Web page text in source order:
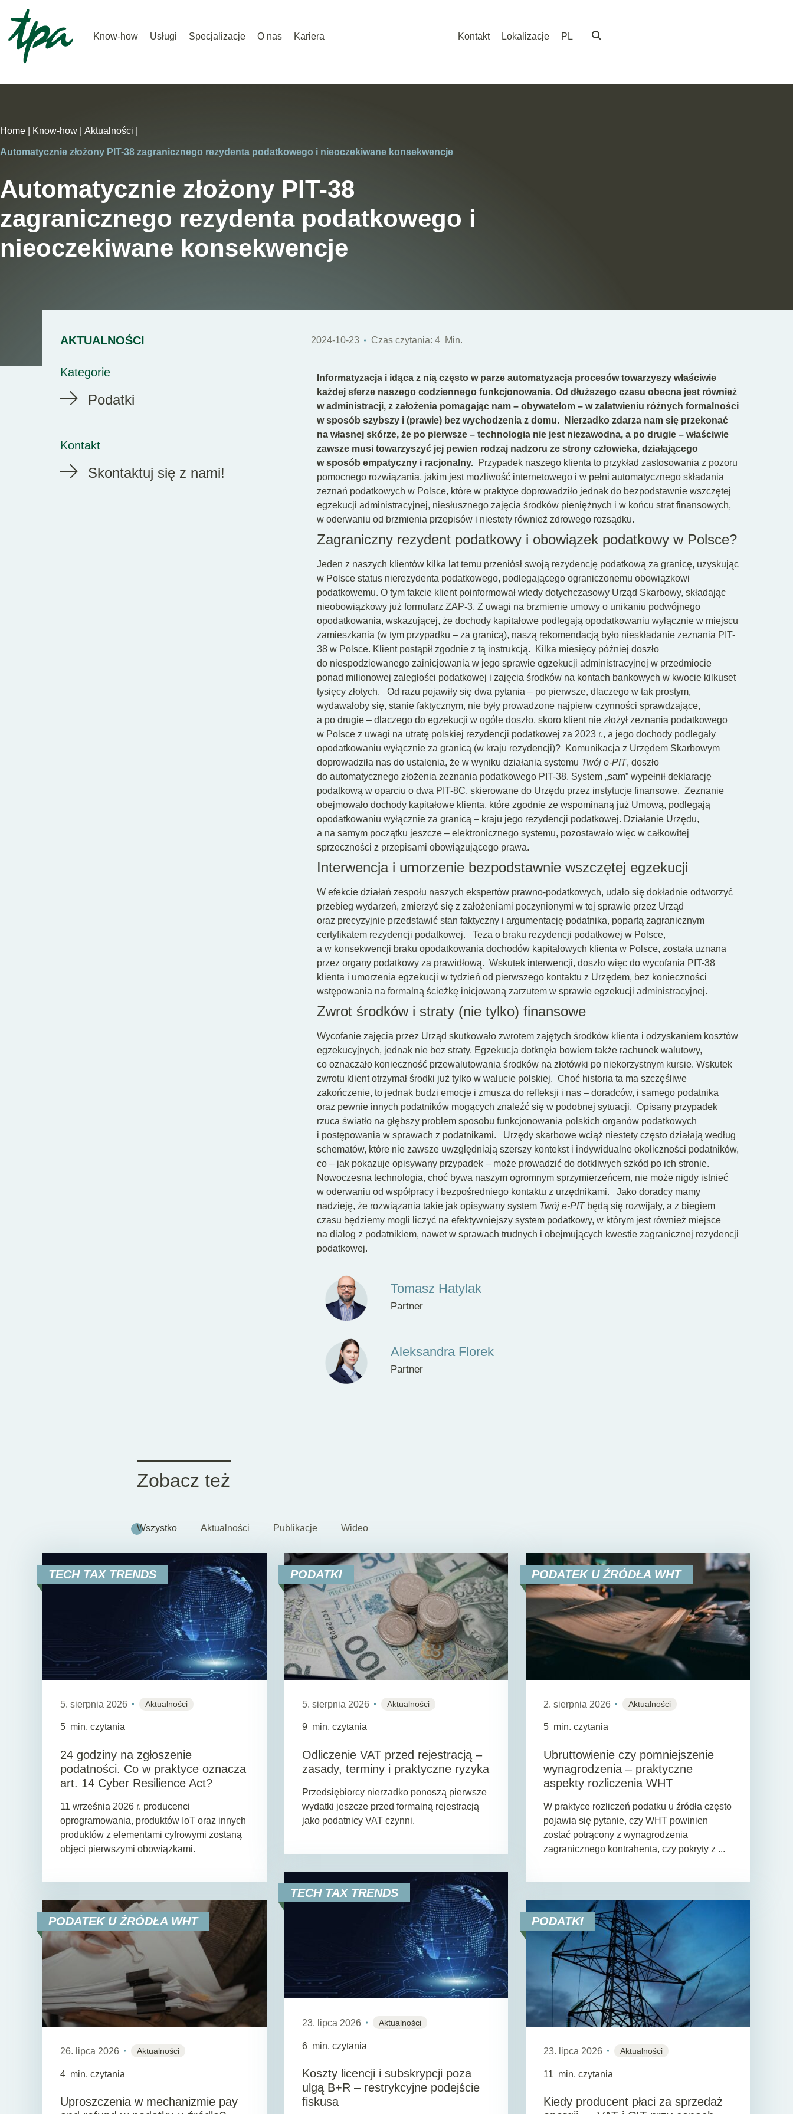
Know-how Usługi Specjalizacje O nas Kariera Kontakt Lokalizacje PL
Home | Know-how | Aktualności |
Automatycznie złożony PIT-38 zagranicznego rezydenta podatkowego i nieoczekiwane konsekwencje
Automatycznie złożony PIT-38
zagranicznego rezydenta podatkowego i
nieoczekiwane konsekwencje
AKTUALNOŚCI
Kategorie
Podatki
Kontakt
Skontaktuj się z nami!
2024-10-23 Czas czytania: 4 Min.
Informatyzacja i idąca z nią często w parze automatyzacja procesów towarzyszy właściwie
każdej sferze naszego codziennego funkcjonowania. Od dłuższego czasu obecna jest również
w administracji, z założenia pomagając nam – obywatelom – w załatwieniu różnych formalności
w sposób szybszy i (prawie) bez wychodzenia z domu.
Nierzadko zdarza nam się przekonać
na własnej skórze, że po pierwsze – technologia nie jest niezawodna, a po drugie – właściwie
zawsze musi towarzyszyć jej pewien rodzaj nadzoru ze strony człowieka, działającego
w sposób empatyczny i racjonalny. Przypadek naszego klienta to przykład zastosowania z pozoru
pomocnego rozwiązania, jakim jest możliwość internetowego i w pełni automatycznego składania
zeznań podatkowych w Polsce, które w praktyce doprowadziło jednak do bezpodstawnie wszczętej
egzekucji administracyjnej, niesłusznego zajęcia środków pieniężnych i w końcu strat finansowych,
w oderwaniu od brzmienia przepisów i niestety również zdrowego rozsądku.
Zagraniczny rezydent podatkowy i obowiązek podatkowy w Polsce?
Jeden z naszych klientów kilka lat temu przeniósł swoją rezydencję podatkową za granicę, uzyskując
w Polsce status nierezydenta podatkowego, podlegającego ograniczonemu obowiązkowi
podatkowemu. O tym fakcie klient poinformował wtedy dotychczasowy Urząd Skarbowy, składając
nieobowiązkowy już formularz ZAP-3. Z uwagi na brzmienie umowy o unikaniu podwójnego
opodatkowania, wskazującej, że dochody kapitałowe podlegają opodatkowaniu wyłącznie w miejscu
zamieszkania (w tym przypadku – za granicą), naszą rekomendacją było nieskładanie zeznania PIT-
38 w Polsce. Klient postąpił zgodnie z tą instrukcją.
Kilka miesięcy później doszło
do niespodziewanego zainicjowania w jego sprawie egzekucji administracyjnej w przedmiocie
ponad milionowej zaległości podatkowej i zajęcia środków na kontach bankowych w kwocie kilkuset
tysięcy złotych.
Od razu pojawiły się dwa pytania – po pierwsze, dlaczego w tak prostym,
wydawałoby się, stanie faktycznym, nie były prowadzone najpierw czynności sprawdzające,
a po drugie – dlaczego do egzekucji w ogóle doszło, skoro klient nie złożył zeznania podatkowego
w Polsce z uwagi na utratę polskiej rezydencji podatkowej za 2023 r., a jego dochody podlegały
opodatkowaniu wyłącznie za granicą (w kraju rezydencji)?
Komunikacja z Urzędem Skarbowym
doprowadziła nas do ustalenia, że w wyniku działania systemu Twój e-PIT, doszło
do automatycznego złożenia zeznania podatkowego PIT-38. System „sam” wypełnił deklarację
podatkową w oparciu o dwa PIT-8C, skierowane do Urzędu przez instytucje finansowe. Zeznanie
obejmowało dochody kapitałowe klienta, które zgodnie ze wspominaną już Umową, podlegają
opodatkowaniu wyłącznie za granicą – kraju jego rezydencji podatkowej. Działanie Urzędu,
a na samym początku jeszcze – elektronicznego systemu, pozostawało więc w całkowitej
sprzeczności z przepisami obowiązującego prawa.
Interwencja i umorzenie bezpodstawnie wszczętej egzekucji
W efekcie działań zespołu naszych ekspertów prawno-podatkowych, udało się dokładnie odtworzyć
przebieg wydarzeń, zmierzyć się z założeniami poczynionymi w tej sprawie przez Urząd
oraz precyzyjnie przedstawić stan faktyczny i argumentację podatnika, popartą zagranicznym
certyfikatem rezydencji podatkowej.
Teza o braku rezydencji podatkowej w Polsce,
a w konsekwencji braku opodatkowania dochodów kapitałowych klienta w Polsce, została uznana
przez organy podatkowy za prawidłową. Wskutek interwencji, doszło więc do wycofania PIT-38
klienta i umorzenia egzekucji w tydzień od pierwszego kontaktu z Urzędem, bez konieczności
wstępowania na formalną ścieżkę inicjowaną zarzutem w sprawie egzekucji administracyjnej.
Zwrot środków i straty (nie tylko) finansowe
Wycofanie zajęcia przez Urząd skutkowało zwrotem zajętych środków klienta i odzyskaniem kosztów
egzekucyjnych, jednak nie bez straty. Egzekucja dotknęła bowiem także rachunek walutowy,
co oznaczało konieczność przewalutowania środków na złotówki po niekorzystnym kursie. Wskutek
zwrotu klient otrzymał środki już tylko w walucie polskiej. Choć historia ta ma szczęśliwe
zakończenie, to jednak budzi emocje i zmusza do refleksji i nas – doradców, i samego podatnika
oraz pewnie innych podatników mogących znaleźć się w podobnej sytuacji. Opisany przypadek
rzuca światło na głębszy problem sposobu funkcjonowania polskich organów podatkowych
i postępowania w sprawach z podatnikami.
Urzędy skarbowe wciąż niestety często działają według
schematów, które nie zawsze uwzględniają szerszy kontekst i indywidualne okoliczności podatników,
co – jak pokazuje opisywany przypadek – może prowadzić do dotkliwych szkód po ich stronie.
Nowoczesna technologia, choć bywa naszym ogromnym sprzymierzeńcem, nie może nigdy istnieć
w oderwaniu od współpracy i bezpośredniego kontaktu z urzędnikami.
Jako doradcy mamy
nadzieję, że rozwiązania takie jak opisywany system Twój e-PITbędą się rozwijały, a z biegiem
czasu będziemy mogli liczyć na efektywniejszy system podatkowy, w którym jest również miejsce
na dialog z podatnikiem, nawet w sprawach trudnych i obejmujących kwestie zagranicznej rezydencji
podatkowej.
Tomasz Hatylak
Partner
Aleksandra Florek
Partner
Zobacz też
Wszystko Aktualności Publikacje Wideo
TECH TAX TRENDS
5. sierpnia 2026 Aktualności
5 min. czytania
24 godziny na zgłoszenie
podatności. Co w praktyce oznacza
art. 14 Cyber Resilience Act?
11 września 2026 r. producenci
oprogramowania, produktów IoT oraz innych
produktów z elementami cyfrowymi zostaną
objęci pierwszymi obowiązkami.
PODATKI
5. sierpnia 2026 Aktualności
9 min. czytania
Odliczenie VAT przed rejestracją –
zasady, terminy i praktyczne ryzyka
Przedsiębiorcy nierzadko ponoszą pierwsze
wydatki jeszcze przed formalną rejestracją
jako podatnicy VAT czynni.
PODATEK U ŹRÓDŁA WHT
2. sierpnia 2026 Aktualności
5 min. czytania
Ubruttowienie czy pomniejszenie
wynagrodzenia – praktyczne
aspekty rozliczenia WHT
W praktyce rozliczeń podatku u źródła często
pojawia się pytanie, czy WHT powinien
zostać potrącony z wynagrodzenia
zagranicznego kontrahenta, czy pokryty z ...
PODATEK U ŹRÓDŁA WHT
26. lipca 2026 Aktualności
4 min. czytania
Uproszczenia w mechanizmie pay
TECH TAX TRENDS
23. lipca 2026 Aktualności
6 min. czytania
Koszty licencji i subskrypcji poza
ulgą B+R – restrykcyjne podejście
fiskusa
PODATKI
23. lipca 2026 Aktualności
11 min. czytania
Kiedy producent płaci za sprzedaż